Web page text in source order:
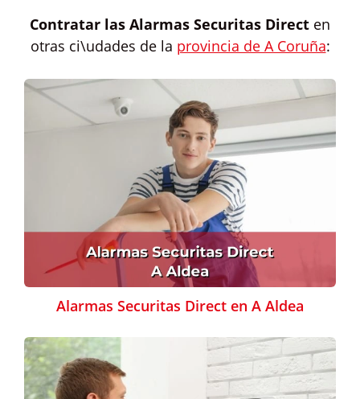
Contratar las Alarmas Securitas Direct en
otras ci\udades de la provincia de A Coruña:
Alarmas Securitas Direct en A Aldea